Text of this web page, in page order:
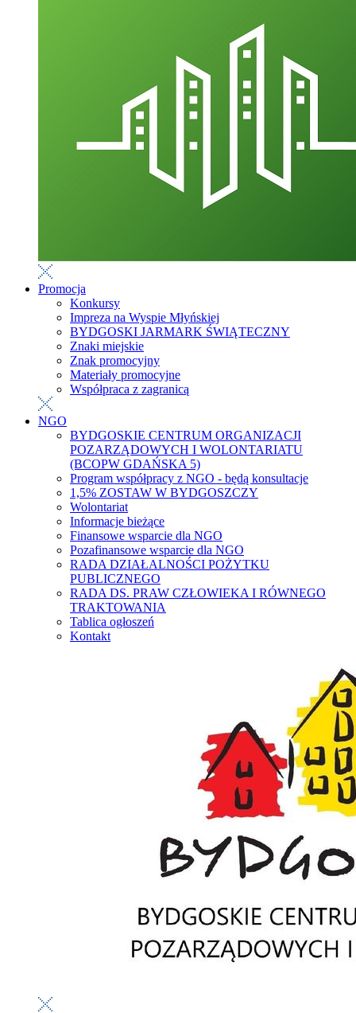
Promocja
Konkursy
Impreza na Wyspie Młyńskiej
BYDGOSKI JARMARK ŚWIĄTECZNY
Znaki miejskie
Znak promocyjny
Materiały promocyjne
Współpraca z zagranicą
NGO
BYDGOSKIE CENTRUM ORGANIZACJI
POZARZĄDOWYCH I WOLONTARIATU
(BCOPW GDAŃSKA 5)
Program współpracy z NGO - będą konsultacje
1,5% ZOSTAW W BYDGOSZCZY
Wolontariat
Informacje bieżące
Finansowe wsparcie dla NGO
Pozafinansowe wsparcie dla NGO
RADA DZIAŁALNOŚCI POŻYTKU
PUBLICZNEGO
RADA DS. PRAW CZŁOWIEKA I RÓWNEGO
TRAKTOWANIA
Tablica ogłoszeń
Kontakt